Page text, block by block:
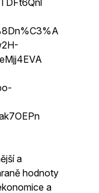
a
hodnoty
a